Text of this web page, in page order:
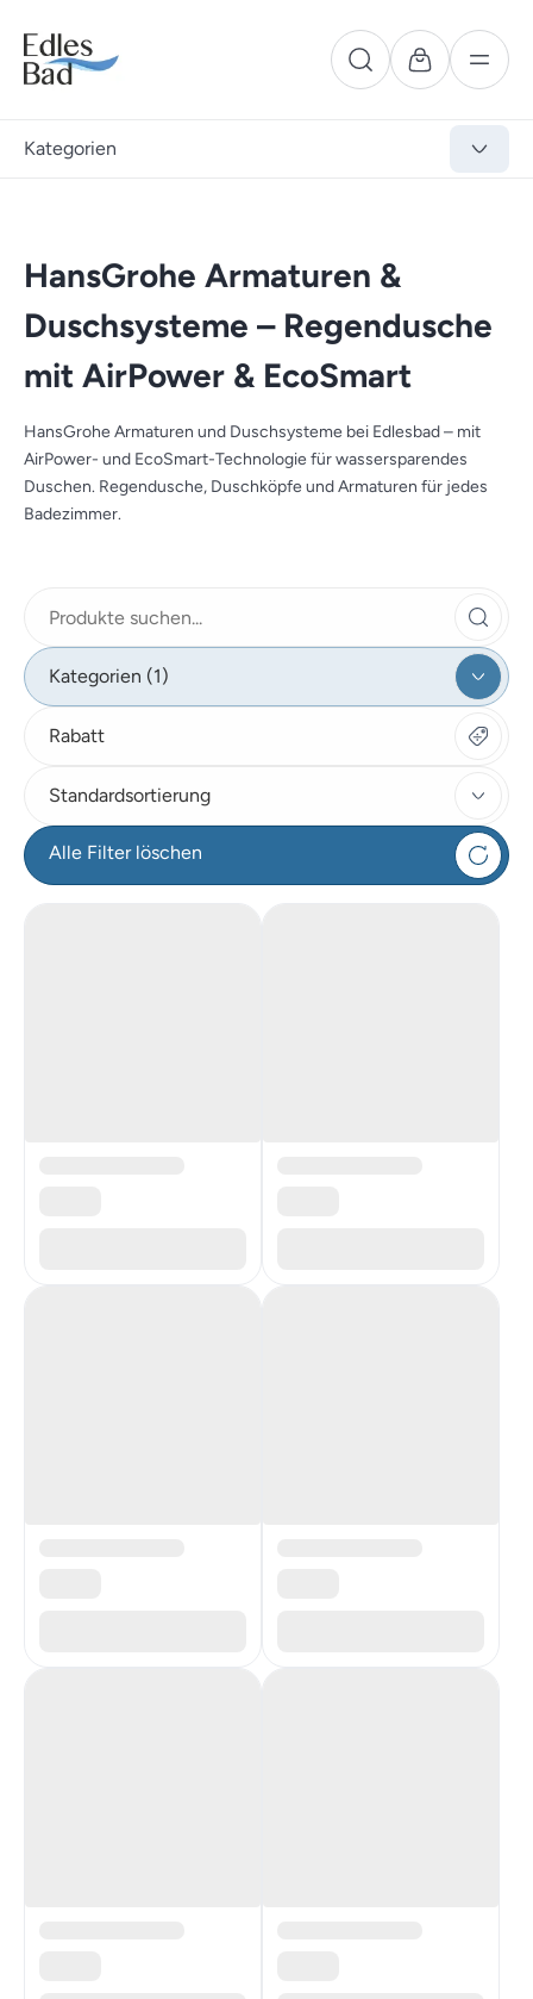
Kategorien
HansGrohe Armaturen &
Duschsysteme – Regendusche
mit AirPower & EcoSmart
HansGrohe Armaturen und Duschsysteme bei Edlesbad – mit
AirPower- und EcoSmart-Technologie für wassersparendes
Duschen. Regendusche, Duschköpfe und Armaturen für jedes
Badezimmer.
Kategorien (1)
Rabatt
Standardsortierung
Alle Filter löschen